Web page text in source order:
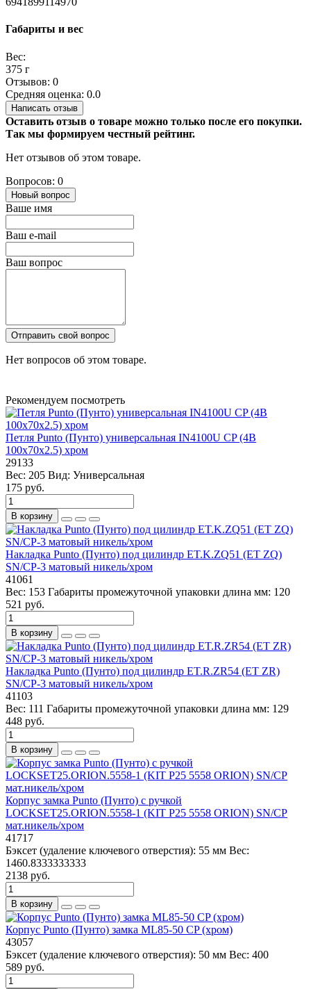
Габариты и вес
Вес:
375 г
Отзывов: 0
Средняя оценка: 0.0
Написать отзыв
Оставить отзыв о товаре можно только после его покупки.
Так мы формируем честный рейтинг.
Нет отзывов об этом товаре.
Вопросов: 0
Новый вопрос
Ваше имя
Ваш e-mail
Ваш вопрос
Отправить свой вопрос
Нет вопросов об этом товаре.
Рекомендуем посмотреть
Петля Punto (Пунто) универсальная IN4100U CP (4B
100х70х2.5) хром
29133
Вес: 205 Вид: Универсальная
175 руб.
В корзину
Накладка Punto (Пунто) под цилиндр ET.K.ZQ51 (ET ZQ)
SN/CP-3 матовый никель/хром
41061
Вес: 153 Габариты промежуточной упаковки длина мм: 120
521 руб.
В корзину
Накладка Punto (Пунто) под цилиндр ET.R.ZR54 (ET ZR)
SN/CP-3 матовый никель/хром
41103
Вес: 111 Габариты промежуточной упаковки длина мм: 129
448 руб.
В корзину
Корпус замка Punto (Пунто) с ручкой
LOCKSET25.ORION.5558-1 (KIT P25 5558 ORION) SN/CP
мат.никель/хром
41717
Бэксет (удаление ключевого отверстия): 55 мм Вес:
1460.8333333333
2138 руб.
В корзину
Корпус Punto (Пунто) замка ML85-50 CP (хром)
43057
Бэксет (удаление ключевого отверстия): 50 мм Вес: 400
589 руб.